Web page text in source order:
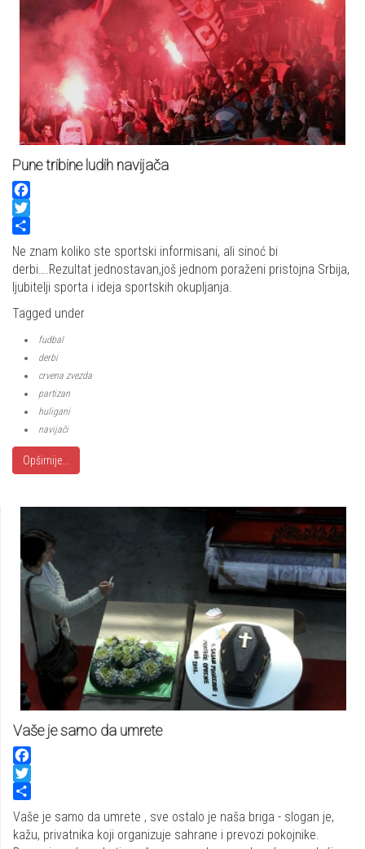
Pune tribine ludih navijača
Facebook
Twitter
Share
Ne znam koliko ste sportski informisani, ali sinoć bi
derbi….Rezultat jednostavan,još jednom poraženi pristojna Srbija,
ljubitelji sporta i ideja sportskih okupljanja.
Tagged under
fudbal
derbi
crvena zvezda
partizan
huligani
navijači
Opširnije...
Vaše je samo da umrete
Facebook
Twitter
Share
Vaše je samo da umrete , sve ostalo je naša briga - slogan je,
kažu, privatnika koji organizuje sahrane i prevozi pokojnike.